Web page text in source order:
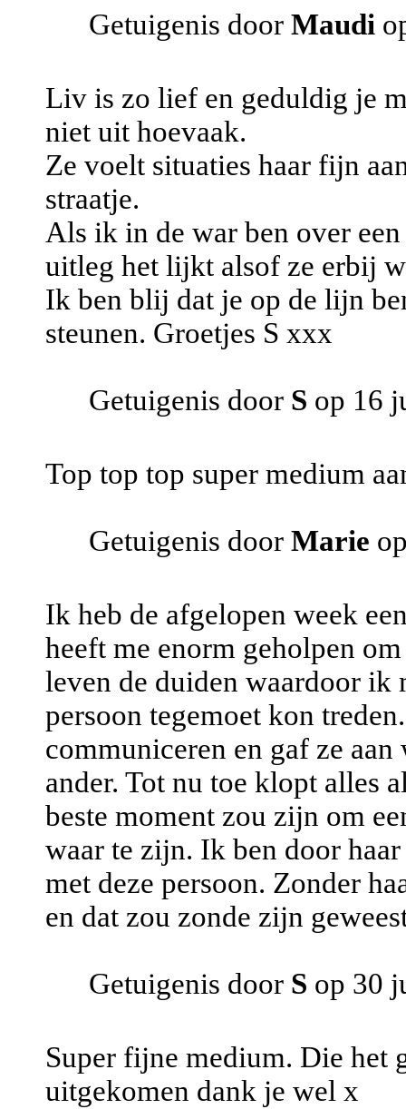
Getuigenis door Maudi
Liv is zo lief en geduldig je
niet uit hoevaak.
Ze voelt situaties haar fijn
straatje.
Als ik in de war ben over
uitleg het lijkt alsof ze erbij
Ik ben blij dat je op de lijn
steunen. Groetjes S xxx
Getuigenis door S op 16
Top top top super medium
Getuigenis door Marie
Ik heb de afgelopen week
heeft me enorm geholpen
leven de duiden waardoor ik
persoon tegemoet kon
communiceren en gaf ze
ander. Tot nu toe klopt alles
beste moment zou zijn om
waar te zijn. Ik ben door
met deze persoon. Zonder
en dat zou zonde zijn
Getuigenis door S op 30
Super fijne medium. Die het
uitgekomen dank je wel x